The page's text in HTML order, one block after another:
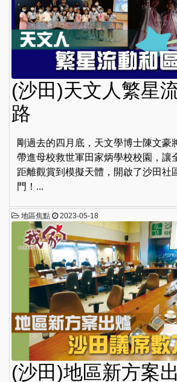
(沙田)天文人繁星
路
剛過去的四月底，天文學博士陳文豪
帶進母校救世軍田家炳學校校園，讓
距離觀賞到模擬天體，開啟了沙田社
門！...
地區焦點 2023-05-18
(沙田)地區新方案